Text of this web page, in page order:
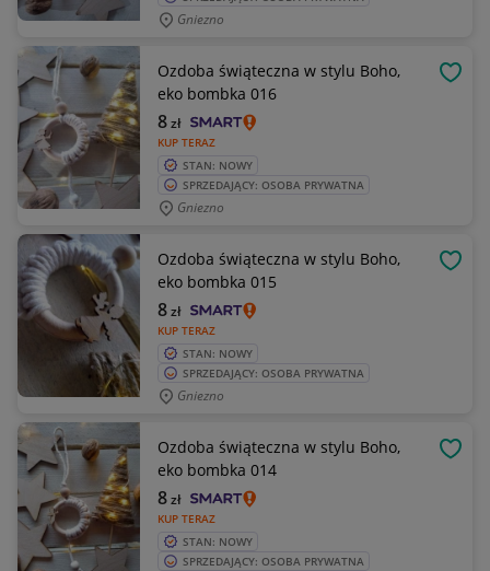
Gniezno
Ozdoba świąteczna w stylu Boho,
eko bombka 016
KUP TERAZ
8zł
STAN: NOWY
SPRZEDAJĄCY: OSOBA PRYWATNA
Gniezno
Ozdoba świąteczna w stylu Boho,
eko bombka 015
KUP TERAZ
8zł
STAN: NOWY
SPRZEDAJĄCY: OSOBA PRYWATNA
Gniezno
Ozdoba świąteczna w stylu Boho,
eko bombka 014
KUP TERAZ
8zł
STAN: NOWY
SPRZEDAJĄCY: OSOBA PRYWATNA